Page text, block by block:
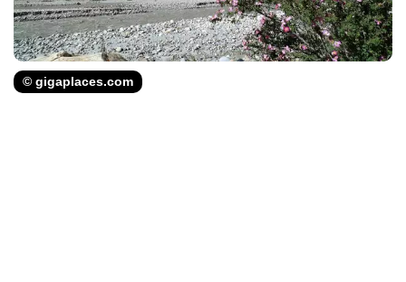
© gigaplaces.com